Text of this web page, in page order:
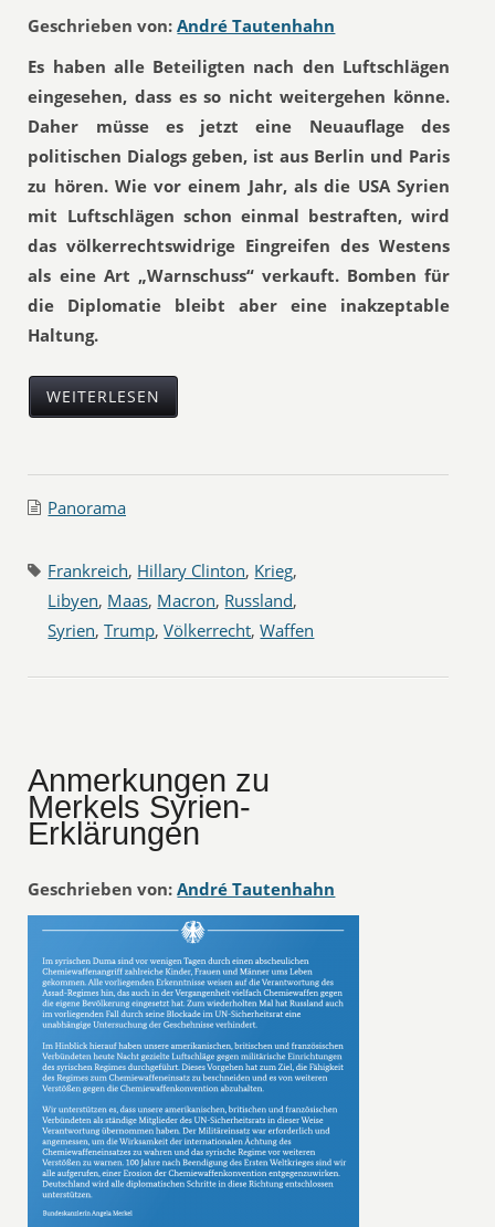
Geschrieben von: André Tautenhahn
Es haben alle Beteiligten nach den Luftschlägen
eingesehen, dass es so nicht weitergehen könne.
Daher müsse es jetzt eine Neuauflage des
politischen Dialogs geben, ist aus Berlin und Paris
zu hören. Wie vor einem Jahr, als die USA Syrien
mit Luftschlägen schon einmal bestraften, wird
das völkerrechtswidrige Eingreifen des Westens
als eine Art „Warnschuss“ verkauft. Bomben für
die Diplomatie bleibt aber eine inakzeptable
Haltung.
WEITERLESEN
Panorama
Frankreich, Hillary Clinton, Krieg,
Libyen, Maas, Macron, Russland,
Syrien,Trump,Völkerrecht,Waffen
Anmerkungen zu
Merkels Syrien-
Erklärungen
Geschrieben von: André Tautenhahn